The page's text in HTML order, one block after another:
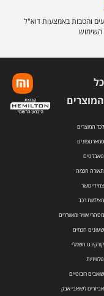
והטבות באמצעות דוא"ל
כל
המוצרים
לכל המוצרים
סמארטפונים
טאבלטים
תאורה חכמה
צמידי כושר
מצלמות רכב
מטהרי אוויר ומאווררים
שעונים חכמים
קורקינט חשמלי
טלוויזיות
שואבים רובוטיים
אביזרים לשואבי אבק